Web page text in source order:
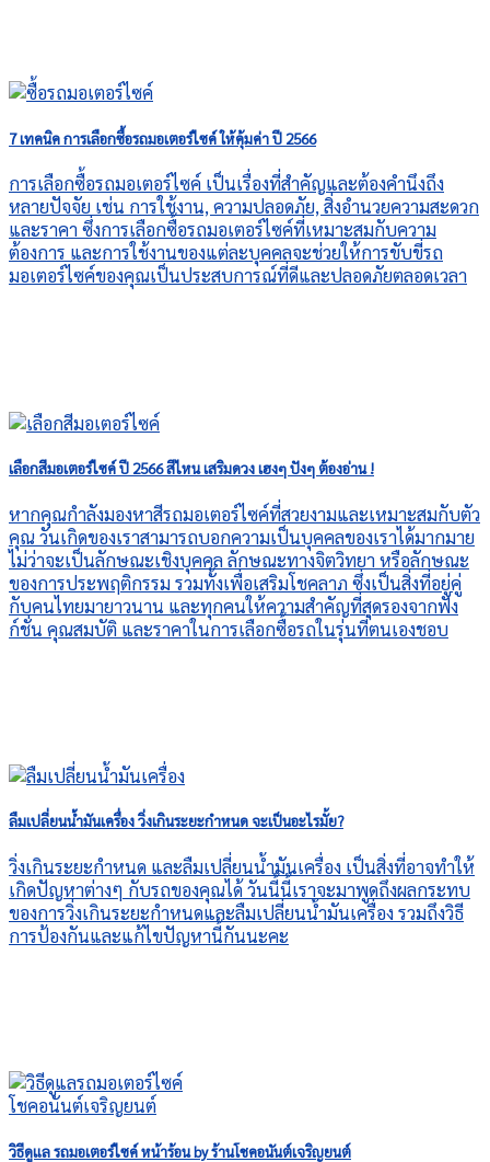
7 เทคนิค การเลือกซื้อรถมอเตอร์ไซค์ ให้คุ้มค่า ปี 2566
การเลือกซื้อรถมอเตอร์ไซค์ เป็นเรื่องที่สำคัญและต้องคำนึงถึง
หลายปัจจัย เช่น การใช้งาน, ความปลอดภัย, สิ่งอำนวยความสะดวก
และราคา ซึ่งการเลือกซื้อรถมอเตอร์ไซค์ที่เหมาะสมกับความ
ต้องการ และการใช้งานของแต่ละบุคคลจะช่วยให้การขับขี่รถ
มอเตอร์ไซค์ของคุณเป็นประสบการณ์ที่ดีและปลอดภัยตลอดเวลา
เลือกสีมอเตอร์ไซค์ ปี 2566 สีไหน เสริมดวง เฮงๆ ปังๆ ต้องอ่าน !
หากคุณกำลังมองหาสีรถมอเตอร์ไซค์ที่สวยงามและเหมาะสมกับตัว
คุณ วันเกิดของเราสามารถบอกความเป็นบุคคลของเราได้มากมาย
ไม่ว่าจะเป็นลักษณะเชิงบุคคล ลักษณะทางจิตวิทยา หรือลักษณะ
ของการประพฤติกรรม รวมทั้งเพื่อเสริมโชคลาภ ซึ่งเป็นสิ่งที่อยู่คู่
กับคนไทยมายาวนาน และทุกคนให้ความสำคัญที่สุดรองจากฟัง
ก์ชั่น คุณสมบัติ และราคาในการเลือกซื้อรถในรุ่นที่ตนเองชอบ
ลืมเปลี่ยนน้ำมันเครื่อง วิ่งเกินระยะกำหนด จะเป็นอะไรมั้ย?
วิ่งเกินระยะกำหนด และลืมเปลี่ยนน้ำมันเครื่อง เป็นสิ่งที่อาจทำให้
เกิดปัญหาต่างๆ กับรถของคุณได้ วันนี้นี้เราจะมาพูดถึงผลกระทบ
ของการวิ่งเกินระยะกำหนดและลืมเปลี่ยนน้ำมันเครื่อง รวมถึงวิธี
การป้องกันและแก้ไขปัญหานี้กันนะคะ
วิธีดูแล รถมอเตอร์ไซค์ หน้าร้อน by ร้านโชคอนันต์เจริญยนต์